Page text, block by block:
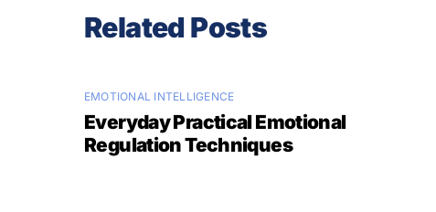
Related Posts
EMOTIONAL INTELLIGENCE
Everyday Practical Emotional
Regulation Techniques